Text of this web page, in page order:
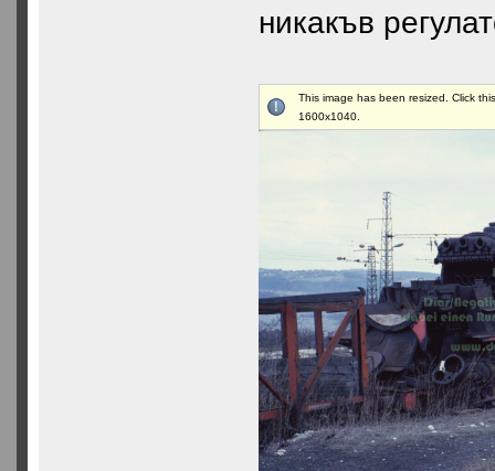
никакъв
This image has been resized. Click
1600x1040.